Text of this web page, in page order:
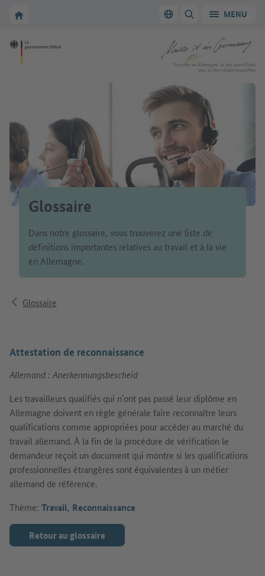
Vers la page d'accueil de Make it in GermanyChanger de langue
AFFICHER/MENU
Vers la page d'accueil de Make it in Germany
Travailler en Allemagne : le site web officiel
pour la main-d’œuvre qualifiée
Glossaire
Dans notre glossaire, vous trouverez une liste de
définitions importantes relatives au travail et à la vie
en Allemagne.
Glossaire
Attestation de reconnaissance
Allemand : Anerkennungsbescheid
Les travailleurs qualifiés qui n´ont pas passé leur diplôme en
Allemagne doivent en règle générale faire reconnaître leurs
qualifications comme appropriées pour accéder au marché du
travail allemand. À la fin de la procédure de vérification le
demandeur reçoit un document qui montre si les qualifications
professionnelles étrangères sont équivalentes à un métier
allemand de référence.
Thème: Travail, Reconnaissance
Retour au glossaire